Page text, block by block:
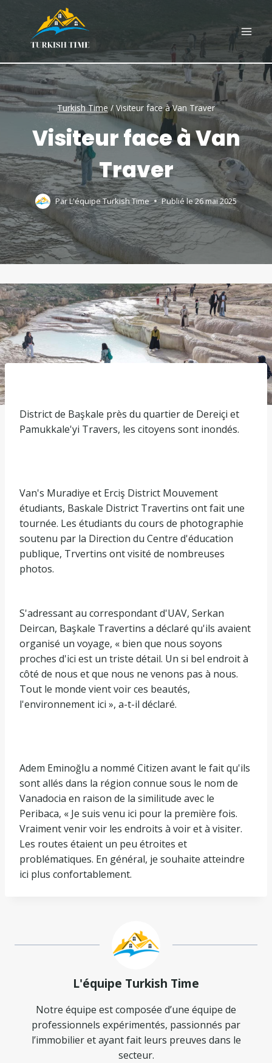
content
Turkish Time/Visiteur face à Van Traver
Visiteur face à Van
Traver
ParL'équipe Turkish Time Publié le26 mai 2025
District de Başkale près du quartier de Dereiçi et
Pamukkale'yi Travers, les citoyens sont inondés.
Van's Muradiye et Erciş District Mouvement
étudiants, Baskale District Travertins ont fait une
tournée. Les étudiants du cours de photographie
soutenu par la Direction du Centre d'éducation
publique, Trvertins ont visité de nombreuses
photos.
S'adressant au correspondant d'UAV, Serkan
Deircan, Başkale Travertins a déclaré qu'ils avaient
organisé un voyage, « bien que nous soyons
proches d'ici est un triste détail. Un si bel endroit à
côté de nous et que nous ne venons pas à nous.
Tout le monde vient voir ces beautés,
l'environnement ici », a-t-il déclaré.
Adem Eminoğlu a nommé Citizen avant le fait qu'ils
sont allés dans la région connue sous le nom de
Vanadocia en raison de la similitude avec le
Peribaca, « Je suis venu ici pour la première fois.
Vraiment venir voir les endroits à voir et à visiter.
Les routes étaient un peu étroites et
problématiques. En général, je souhaite atteindre
ici plus confortablement.
L'équipe Turkish Time
Notre équipe est composée d’une équipe de
professionnels expérimentés, passionnés par
l’immobilier et ayant fait leurs preuves dans le
secteur.